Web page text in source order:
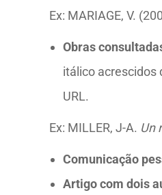
Ex: MARIAGE, V.
Obras
itálico acrescidos
URL.
Ex: MILLER, J-A. Un
Comunicação
Artigo com dois